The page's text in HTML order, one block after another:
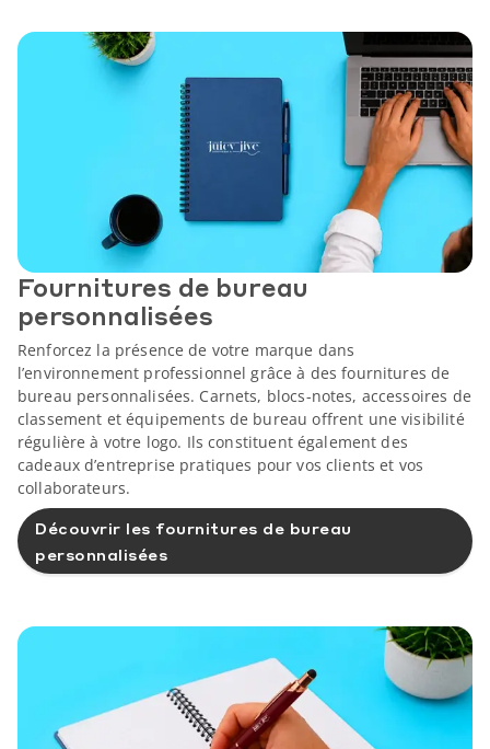
Fournitures de bureau
personnalisées
Renforcez la présence de votre marque dans
l’environnement professionnel grâce à des fournitures de
bureau personnalisées. Carnets, blocs-notes, accessoires de
classement et équipements de bureau offrent une visibilité
régulière à votre logo. Ils constituent également des
cadeaux d’entreprise pratiques pour vos clients et vos
collaborateurs.
Découvrir les fournitures de bureau
personnalisées